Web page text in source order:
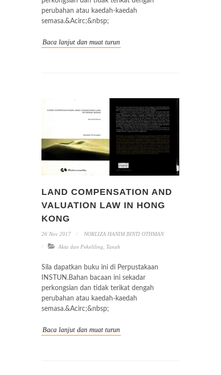
perubahan atau kaedah-kaedah
semasa.&Acirc;&nbsp;
Baca lanjut dan muat turun
LAND COMPENSATION AND
VALUATION LAW IN HONG
KONG
26 Nov 2017 NORLIZA HANIM BINTI OTHMAN
Akta dan Pekeliling Tanah
Sila dapatkan buku ini di Perpustakaan
INSTUN.Bahan bacaan ini sekadar
perkongsian dan tidak terikat dengah
perubahan atau kaedah-kaedah
semasa.&Acirc;&nbsp;
Baca lanjut dan muat turun